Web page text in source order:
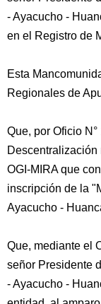
- Ayacucho -
en el Registro de
Esta
Regionales de
Que, por Oficio
Descentralización
OGI-MIRA que
inscripción de la
Ayacucho -
Que, mediante el
señor Presidente
- Ayacucho -